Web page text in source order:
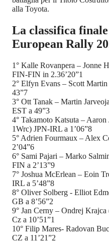
alla Toyota.
La classifica
European Rally
1° Kalle Rovanpera – Jonne
FIN-FIN in 2.36’20”1
2° Elfyn Evans – Scott
43”7
3° Ott Tanak – Martin
EST a 49”3
4° Takamoto Katsuta –
1Wrc) JPN-IRL a 1’06”8
5° Adrien Fourmaux – Alex
2’04”6
6° Sami Pajari – Marko
FIN a 2’13”9
7° Joshua McErlean – Eoin
IRL a 5’48”8
8° Oliver Solberg - Elliot
GB a 8’56”2
9° Jan Cerny – Ondrej
Cz a 10’51”1
10° Filip Mares- Radovan
CZ a 11’21”2